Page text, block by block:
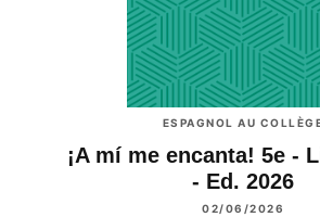
ESPAGNOL AU
¡A mí me encanta! 5e -
- Ed. 2026
02/06/2026